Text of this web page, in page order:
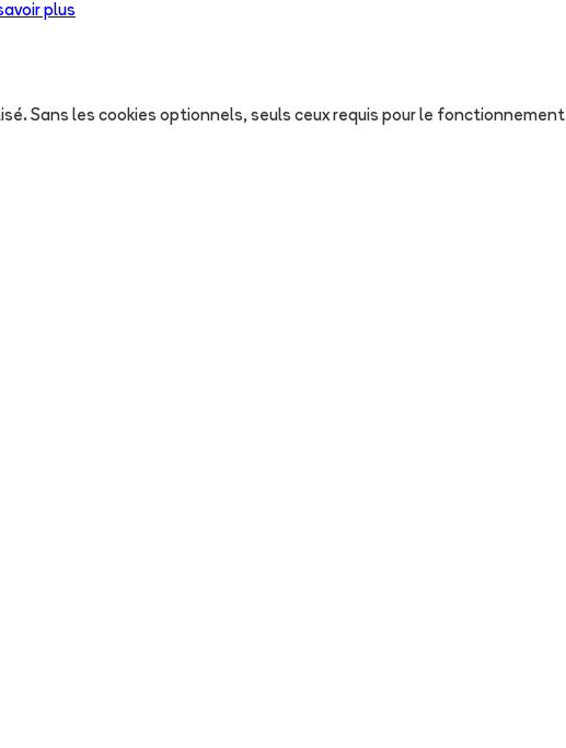
plus
Sans les cookies optionnels, seuls ceux requis pour le fonctionnement